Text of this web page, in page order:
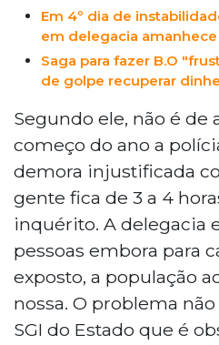
Em 4º dia de
em delegacia
Saga para fazer B.O
de golpe recuperar
Segundo ele, não é de
começo do ano a
demora injustificada
gente fica de 3 a 4
inquérito. A delegacia
pessoas embora para
exposto, a população
nossa. O problema
SGI do Estado que é